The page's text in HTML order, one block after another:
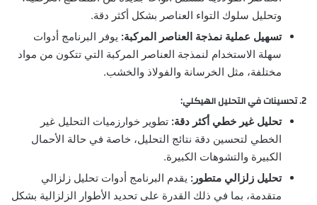
وتحليل سلوك التواء العناصر بشكل أكثر دقة.
تسهيل عملية نمذجة العناصر المركبة: يوفر البرنامج أدوات
سهلة الاستخدام لنمذجة العناصر المركبة التي تتكون من مواد
مختلفة، مثل الخرسانة والفولاذ والخشب.
2. تحسينات في التحليل الهيكلي:
تحليل غير خطي أكثر دقة: تطوير خوارزميات التحليل غير
الخطي لتحسين دقة نتائج التحليل، خاصة في حالة الأحمال
الكبيرة والتشوهات الكبيرة.
تحليل زلزالي متطور: يقدم البرنامج أدوات تحليل زلزالي
متقدمة، بما في ذلك القدرة على تحديد الأطوار الزلزالية بشكل